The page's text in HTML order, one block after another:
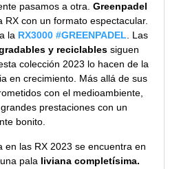
pasamos a otra.Greenpadel
RX con un formato espectacular.
la RX3000 #GREENPADEL
Las
y reciclables siguen
colección 2023 lo hacen de la
en crecimiento. Más allá de sus
con el medioambiente,
prestaciones con un
bonito.
en las RX 2023 se encuentra en
una pala liviana completísima.